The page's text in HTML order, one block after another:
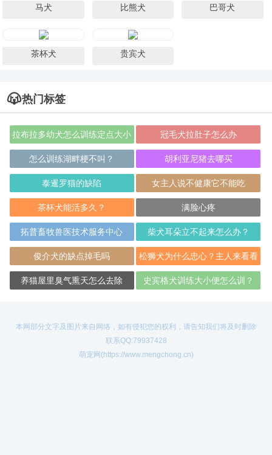
马犬 比熊犬 巴哥犬
茶杯犬 贵宾犬
热门标签
拉布拉多幼犬怎么训练定点大小
便呢
冠毛犬拉肚子怎么办
怎么训练湖畔梗不叫？ 胡利亚尼猪去哪买
泰暹罗猫的缺陷 女主人说不健康它不能吃
茶杯犬能活多久？ 满脸心疼
拓普畜牧兽医技术服务中心 柴犬耳朵立不起来怎么办？
俊介犬的缺点掉毛吗
松狮犬为什么忠心？主人来看看
吧
养猫屋里臭气熏天怎么去除 史宾格犬训练大小便怎么训？
本网部分文字及图片来自网络，如有侵犯您的权利，请告知我们将及时删除
联系QQ:79937428
萌宠网(https://www.mengchong.cn)